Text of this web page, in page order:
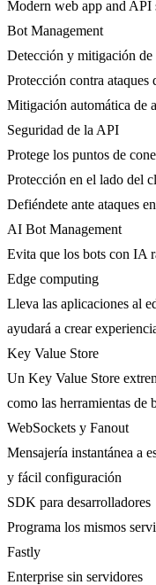
Modern web app and API
Bot Management
Detección y mitigación de
Protección contra ataques
Mitigación automática de
Seguridad de la API
Protege los puntos de
Protección en el lado del
Defiéndete ante ataques
AI Bot Management
Evita que los bots con IA
Edge computing
Lleva las aplicaciones al
ayudará a crear
Key Value Store
Un Key Value Store
como las herramientas de
WebSockets y Fanout
Mensajería instantánea a
y fácil configuración
SDK para desarrolladores
Programa los mismos
Fastly
Enterprise sin servidores